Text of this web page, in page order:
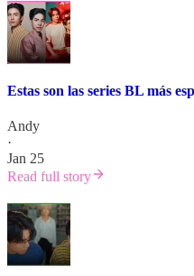
Estas son las series BL más
Andy
·
Jan 25
Read full story